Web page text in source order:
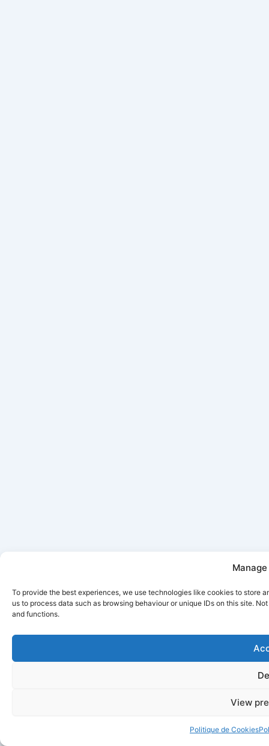
To provide the best experiences, we use technologies like cookies to
us to process data such as browsing behaviour or unique IDs on this site.
and functions.
View
Politique de Cookies